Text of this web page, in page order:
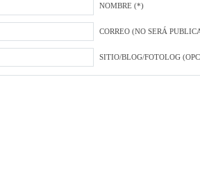
NOMBRE (*)
CORREO (NO SERÁ
SITIO/BLOG/FOTOLOG